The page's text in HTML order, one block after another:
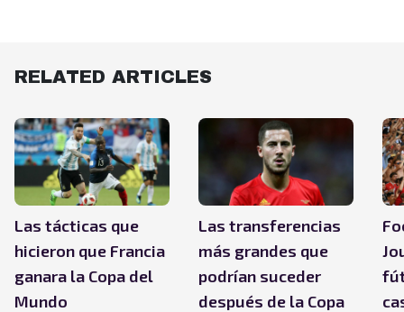
RELATED ARTICLES
Las tácticas que
hicieron que Francia
ganara la Copa del
Mundo
Las transferencias
más grandes que
podrían suceder
después de la Copa